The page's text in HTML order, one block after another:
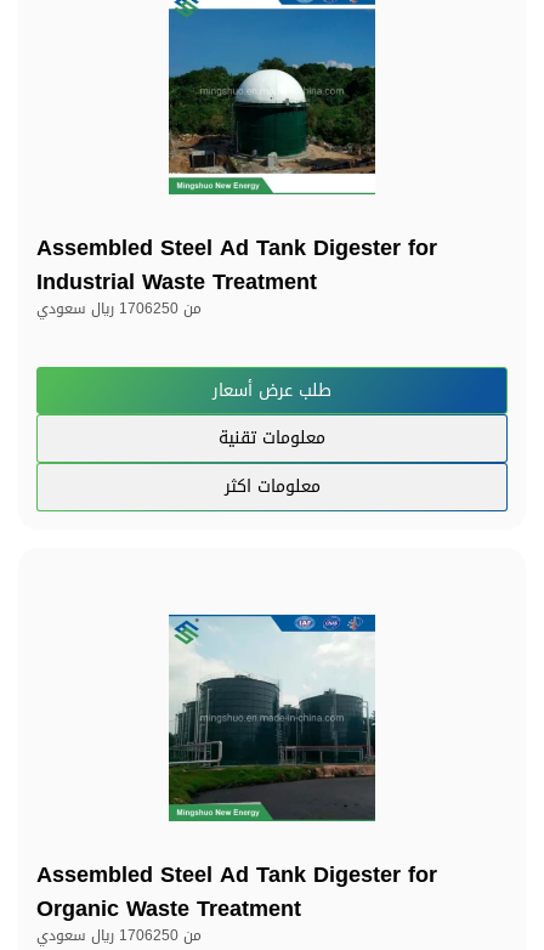
Assembled Steel Ad Tank Digester for
Industrial Waste Treatment
من1706250 ريال سعودي
طلب عرض أسعار
معلومات تقنية
معلومات اكثر
Assembled Steel Ad Tank Digester for
Organic Waste Treatment
من1706250 ريال سعودي